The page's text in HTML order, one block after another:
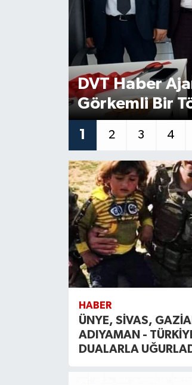
DVT Haber
Görkemli Bir
1 2 3 4
HABER
ÜNYE, SİVAS,
ADIYAMAN -
DUALARLA
Konsorsiyum
PROJELER
PROJELER İNGİLİZCE